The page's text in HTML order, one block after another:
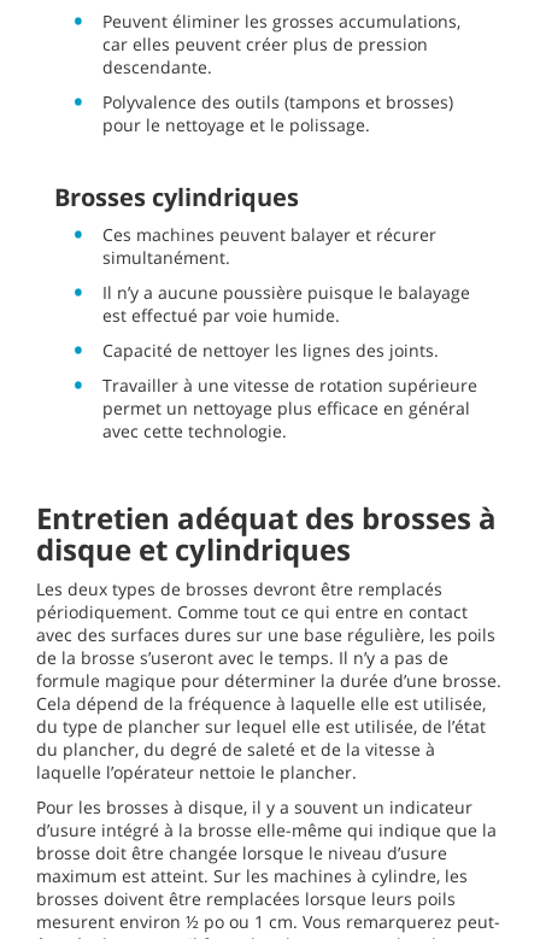
Peuvent éliminer les grosses accumulations,
car elles peuvent créer plus de pression
descendante.
Polyvalence des outils (tampons et brosses)
pour le nettoyage et le polissage.
Brosses cylindriques
Ces machines peuvent balayer et récurer
simultanément.
Il n’y a aucune poussière puisque le balayage
est effectué par voie humide.
Capacité de nettoyer les lignes des joints.
Travailler à une vitesse de rotation supérieure
permet un nettoyage plus efficace en général
avec cette technologie.
Entretien adéquat des brosses à
disque et cylindriques
Les deux types de brosses devront être remplacés
périodiquement. Comme tout ce qui entre en contact
avec des surfaces dures sur une base régulière, les poils
de la brosse s’useront avec le temps. Il n’y a pas de
formule magique pour déterminer la durée d’une brosse.
Cela dépend de la fréquence à laquelle elle est utilisée,
du type de plancher sur lequel elle est utilisée, de l’état
du plancher, du degré de saleté et de la vitesse à
laquelle l’opérateur nettoie le plancher.
Pour les brosses à disque, il y a souvent un indicateur
d’usure intégré à la brosse elle-même qui indique que la
brosse doit être changée lorsque le niveau d’usure
maximum est atteint. Sur les machines à cylindre, les
brosses doivent être remplacées lorsque leurs poils
mesurent environ ½ po ou 1 cm. Vous remarquerez peut-